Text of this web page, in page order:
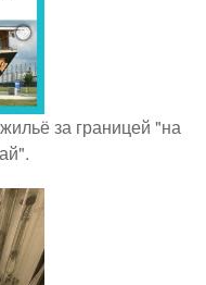
за границей "на